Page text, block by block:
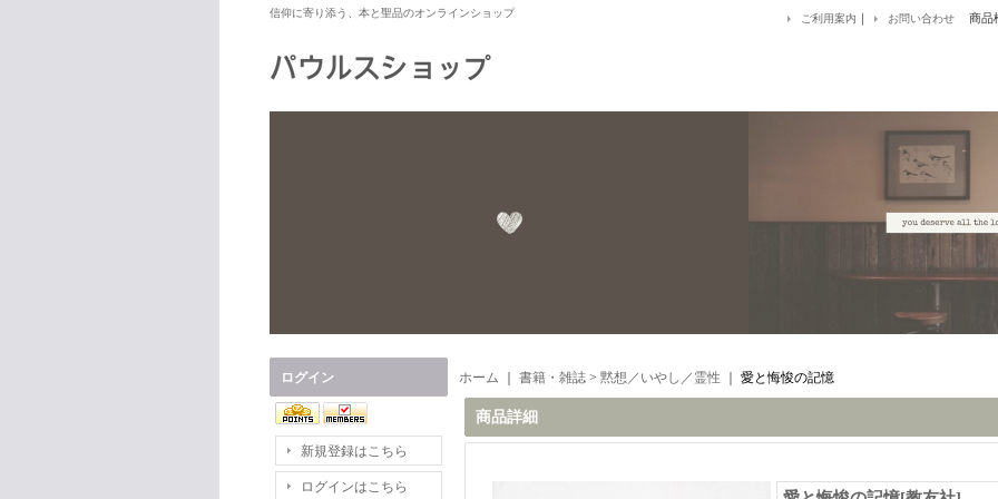
信仰に寄り添う、本と聖品のオンラインショップ ご利用案内 ｜ お問い合わせ 商品
ログイン
新規登録はこちら
ログインはこちら
ホーム 書籍・雑誌 > 黙想／いやし／霊性 愛と悔悛の記憶
商品詳細